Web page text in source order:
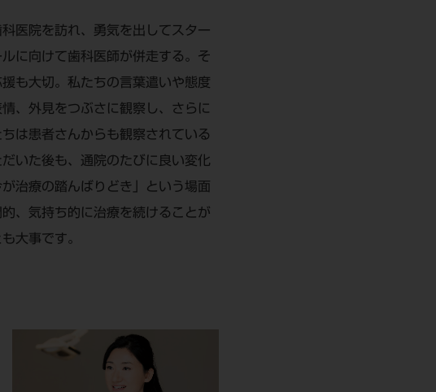
医院を訪れ、勇気を出してスター
に向けて歯科医師が併走する。そ
も大切。私たちの言葉遣いや態度
、外見をつぶさに観察し、さらに
は患者さんからも観察されている
いた後も、通院のたびに良い変化
治療の踏んばりどき」という場面
、気持ち的に治療を続けることが
大事です。